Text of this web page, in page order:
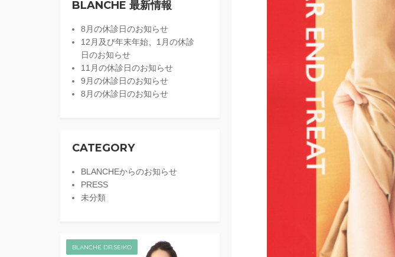
BLANCHE 最新情報
8月の休診日のお知らせ
12月及び年末年始、1月の休診
日のお知らせ
11月の休診日のお知らせ
9月の休診日のお知らせ
8月の休診日のお知らせ
CATEGORY
BLANCHEからのお知らせ
PRESS
未分類
BLANCHE DR.SEIKO